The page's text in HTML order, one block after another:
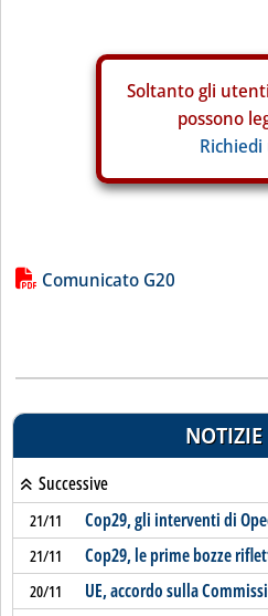
Soltanto gli
possono
Lista allegati PDF alla
Comunicato G20
NOTIZIE
Successive
21/11 Cop29, gli interventi di
21/11 Cop29, le prime bozze
20/11 UE, accordo sulla